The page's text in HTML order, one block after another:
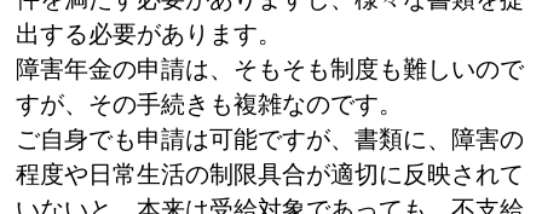
出する必要があります。
障害年金の申請は、そもそも制度も難しいので
すが、その手続きも複雑なのです。
ご自身でも申請は可能ですが、書類に、障害の
程度や日常生活の制限具合が適切に反映されて
いないと、本来は受給対象であっても、不支給